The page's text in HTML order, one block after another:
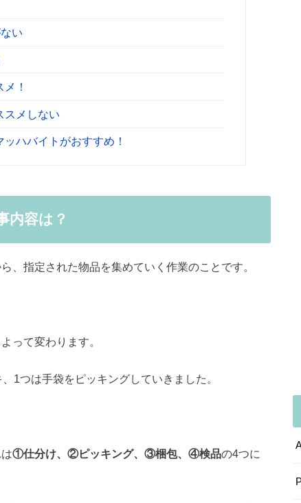
い
！
スメしない
ハバイトがおすすめ！
内容は？
、指定された物品を集めていく作業のことです。
って変わります。
1つは手袋をピッキングしていきました。
①仕分け、②ピッキング、③梱包、④検品の4つに